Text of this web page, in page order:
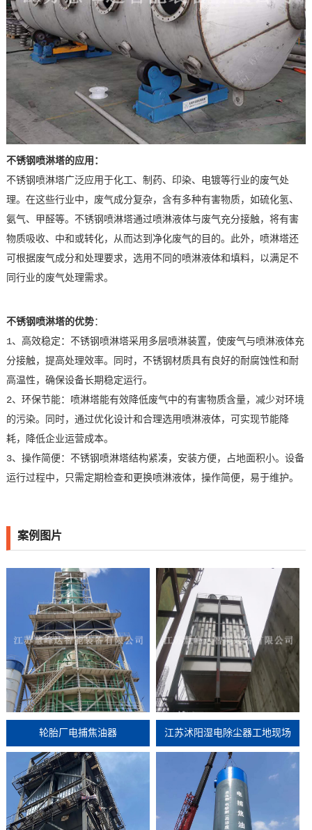
不锈钢喷淋塔的应用：
不锈钢喷淋塔广泛应用于化工、制药、印染、电镀等行业的废气处
理。在这些行业中，废气成分复杂，含有多种有害物质，如硫化氢、
氨气、甲醛等。不锈钢喷淋塔通过喷淋液体与废气充分接触，将有害
物质吸收、中和或转化，从而达到净化废气的目的。此外，喷淋塔还
可根据废气成分和处理要求，选用不同的喷淋液体和填料，以满足不
同行业的废气处理需求。
不锈钢喷淋塔的优势：
1、高效稳定：不锈钢喷淋塔采用多层喷淋装置，使废气与喷淋液体充
分接触，提高处理效率。同时，不锈钢材质具有良好的耐腐蚀性和耐
高温性，确保设备长期稳定运行。
2、环保节能：喷淋塔能有效降低废气中的有害物质含量，减少对环境
的污染。同时，通过优化设计和合理选用喷淋液体，可实现节能降
耗，降低企业运营成本。
3、操作简便：不锈钢喷淋塔结构紧凑，安装方便，占地面积小。设备
运行过程中，只需定期检查和更换喷淋液体，操作简便，易于维护。
案例图片
轮胎厂电捕焦油器 江苏沭阳湿电除尘器工地现场